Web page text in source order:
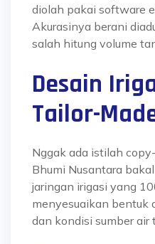
diolah pakai software
Akurasinya berani
salah hitung volume
Desain
Tailor-
Nggak ada istilah
Bhumi Nusantara
jaringan irigasi yang
menyesuaikan bentuk
dan kondisi sumber air